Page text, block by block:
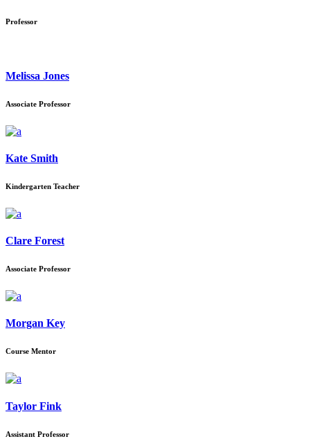
Professor
Melissa Jones
Associate Professor
Kate Smith
Kindergarten Teacher
Clare Forest
Associate Professor
Morgan Key
Course Mentor
Taylor Fink
Assistant Professor